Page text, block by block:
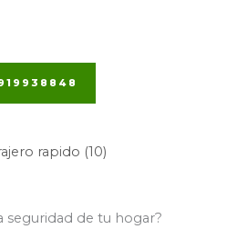
seguridad de tu hogar?